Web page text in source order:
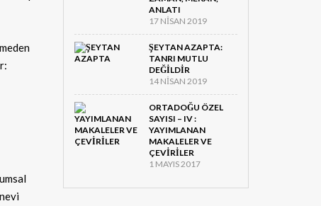
ANLATI
17 NISAN 2019
ŞEYTAN AZAPTA:
TANRI MUTLU
DEĞILDIR
14 NISAN 2019
ORTADOĞU ÖZEL
SAYISI – IV :
YAYIMLANAN
MAKALELER VE
ÇEVIRILER
1 MAYIS 2017